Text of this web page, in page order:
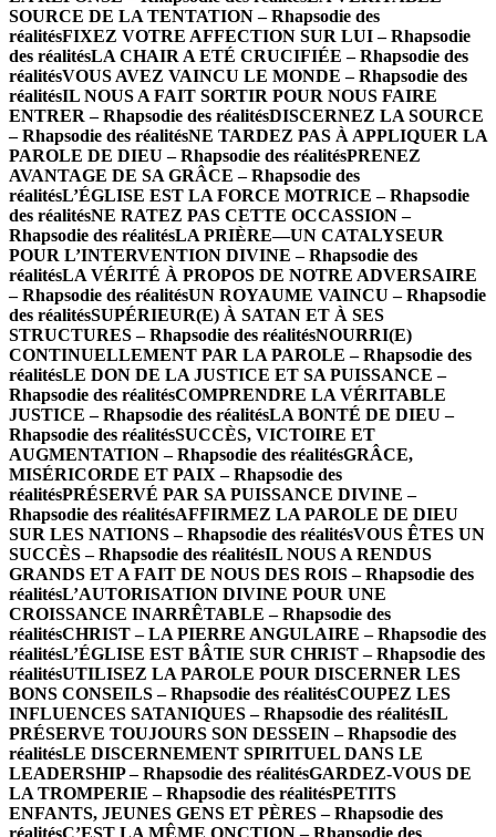
SOURCE DE LA TENTATION – Rhapsodie des
réalitésFIXEZ VOTRE AFFECTION SUR LUI – Rhapsodie
des réalitésLA CHAIR A ETÉ CRUCIFIÉE – Rhapsodie des
réalitésVOUS AVEZ VAINCU LE MONDE – Rhapsodie des
réalitésIL NOUS A FAIT SORTIR POUR NOUS FAIRE
ENTRER – Rhapsodie des réalitésDISCERNEZ LA SOURCE
– Rhapsodie des réalitésNE TARDEZ PAS À APPLIQUER LA
PAROLE DE DIEU – Rhapsodie des réalitésPRENEZ
AVANTAGE DE SA GRÂCE – Rhapsodie des
réalitésL’ÉGLISE EST LA FORCE MOTRICE – Rhapsodie
des réalitésNE RATEZ PAS CETTE OCCASSION –
Rhapsodie des réalitésLA PRIÈRE—UN CATALYSEUR
POUR L’INTERVENTION DIVINE – Rhapsodie des
réalitésLA VÉRITÉ À PROPOS DE NOTRE ADVERSAIRE
– Rhapsodie des réalitésUN ROYAUME VAINCU – Rhapsodie
des réalitésSUPÉRIEUR(E) À SATAN ET À SES
STRUCTURES – Rhapsodie des réalitésNOURRI(E)
CONTINUELLEMENT PAR LA PAROLE – Rhapsodie des
réalitésLE DON DE LA JUSTICE ET SA PUISSANCE –
Rhapsodie des réalitésCOMPRENDRE LA VÉRITABLE
JUSTICE – Rhapsodie des réalitésLA BONTÉ DE DIEU –
Rhapsodie des réalitésSUCCÈS, VICTOIRE ET
AUGMENTATION – Rhapsodie des réalitésGRÂCE,
MISÉRICORDE ET PAIX – Rhapsodie des
réalitésPRÉSERVÉ PAR SA PUISSANCE DIVINE –
Rhapsodie des réalitésAFFIRMEZ LA PAROLE DE DIEU
SUR LES NATIONS – Rhapsodie des réalitésVOUS ÊTES UN
SUCCÈS – Rhapsodie des réalitésIL NOUS A RENDUS
GRANDS ET A FAIT DE NOUS DES ROIS – Rhapsodie des
réalitésL’AUTORISATION DIVINE POUR UNE
CROISSANCE INARRÊTABLE – Rhapsodie des
réalitésCHRIST – LA PIERRE ANGULAIRE – Rhapsodie des
réalitésL’ÉGLISE EST BÂTIE SUR CHRIST – Rhapsodie des
réalitésUTILISEZ LA PAROLE POUR DISCERNER LES
BONS CONSEILS – Rhapsodie des réalitésCOUPEZ LES
INFLUENCES SATANIQUES – Rhapsodie des réalitésIL
PRÉSERVE TOUJOURS SON DESSEIN – Rhapsodie des
réalitésLE DISCERNEMENT SPIRITUEL DANS LE
LEADERSHIP – Rhapsodie des réalitésGARDEZ-VOUS DE
LA TROMPERIE – Rhapsodie des réalitésPETITS
ENFANTS, JEUNES GENS ET PÈRES – Rhapsodie des
réalitésC’EST LA MÊME ONCTION – Rhapsodie des